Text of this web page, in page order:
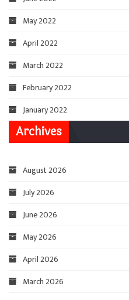
May 2022
April 2022
March 2022
February 2022
January 2022
Archives
August 2026
July 2026
June 2026
May 2026
April 2026
March 2026